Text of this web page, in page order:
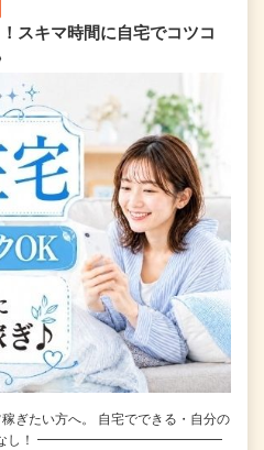
スキマ時間に自宅でコツコ
ぎたい方へ。 自宅でできる・自分の
マなし！ ━━━━━━━━━━━━━━